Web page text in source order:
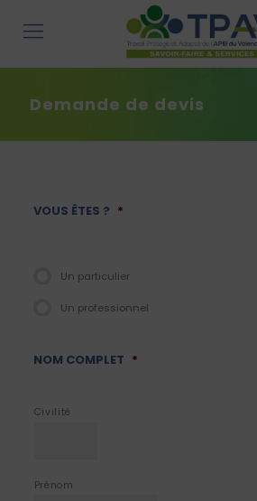
Demande de devis
VOUS ÊTES ? *
Un particulier
Un professionnel
NOM COMPLET *
Civilité
Prénom